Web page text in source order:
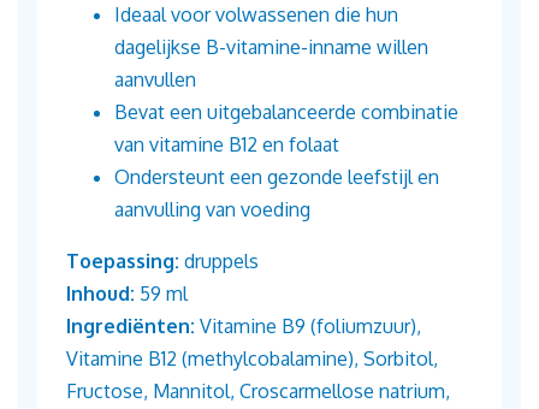
Ideaal voor volwassenen die hun
dagelijkse B-vitamine-inname willen
aanvullen
Bevat een uitgebalanceerde combinatie
van vitamine B12 en folaat
Ondersteunt een gezonde leefstijl en
aanvulling van voeding
Toepassing: druppels
Inhoud: 59 ml
Ingrediënten: Vitamine B9 (foliumzuur),
Vitamine B12 (methylcobalamine), Sorbitol,
Fructose, Mannitol, Croscarmellose natrium,